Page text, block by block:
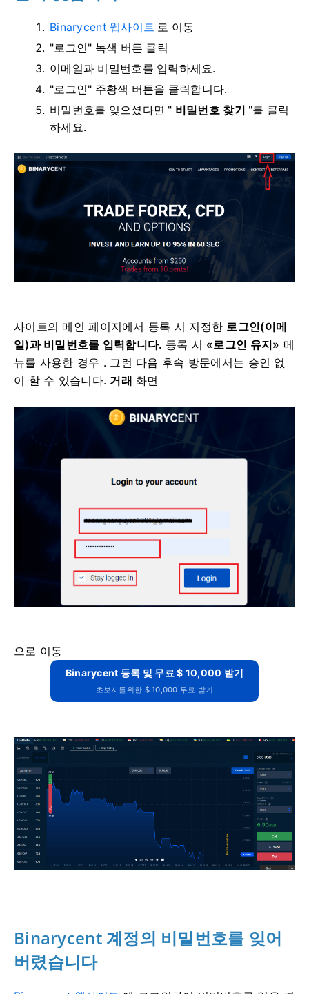
Binarycent 웹사이트 로 이동
"로그인" 녹색 버튼 클릭
이메일과 비밀번호를 입력하세요.
"로그인" 주황색 버튼을 클릭합니다.
비밀번호를 잊으셨다면 " 비밀번호 찾기 "를 클릭
하세요.
사이트의 메인 페이지에서 등록 시 지정한 로그인(이메
일)과 비밀번호를 입력합니다. 등록 시 «로그인 유지» 메
뉴를 사용한 경우 . 그런 다음 후속 방문에서는 승인 없
이 할 수 있습니다. 거래 화면
으로 이동
Binarycent 등록 및 무료 $ 10,000 받기
초보자를위한 $ 10,000 무료 받기
Binarycent 계정의 비밀번호를 잊어
버렸습니다